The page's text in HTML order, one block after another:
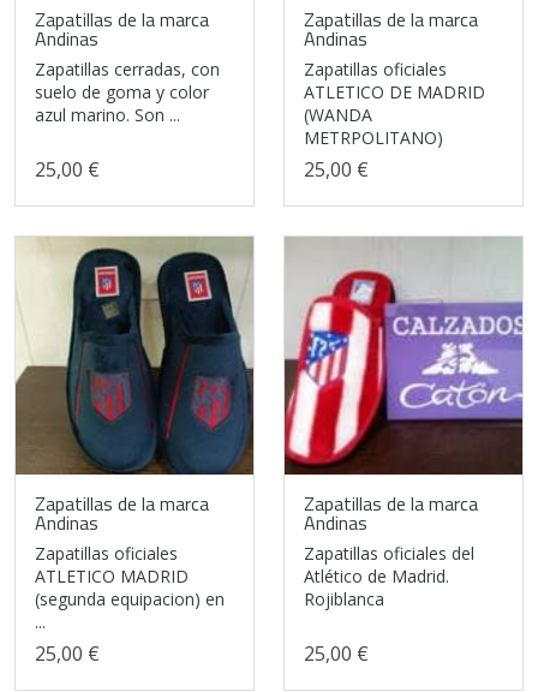
Zapatillas de la marca
Andinas
Zapatillas cerradas, con
suelo de goma y color
azul marino. Son ...
25,00 €
Zapatillas de la marca
Andinas
Zapatillas oficiales
ATLETICO DE MADRID
(WANDA
METRPOLITANO)
25,00 €
Zapatillas de la marca
Andinas
Zapatillas oficiales
ATLETICO MADRID
(segunda equipacion) en
...
25,00 €
Zapatillas de la marca
Andinas
Zapatillas oficiales del
Atlético de Madrid.
Rojiblanca
25,00 €